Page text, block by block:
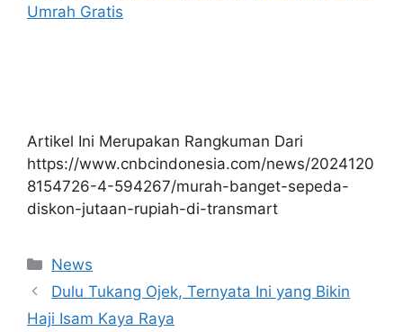
Umrah Gratis
Artikel Ini Merupakan Rangkuman Dari
https://www.cnbcindonesia.com/news/2024120
8154726-4-594267/murah-banget-sepeda-
diskon-jutaan-rupiah-di-transmart
Kategori
News
Dulu Tukang Ojek, Ternyata Ini yang Bikin
Haji Isam Kaya Raya